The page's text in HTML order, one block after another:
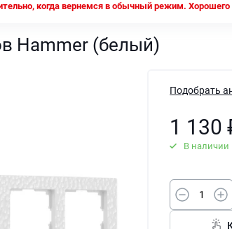
когда вернемся в обычный режим. Хорошего
Hammer (белый)
Hammer (белый)
Подобрать
1 130
В наличии